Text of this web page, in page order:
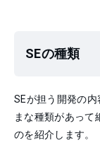
SEの種類
SEが担う開発の
まな種類があって
のを紹介します。